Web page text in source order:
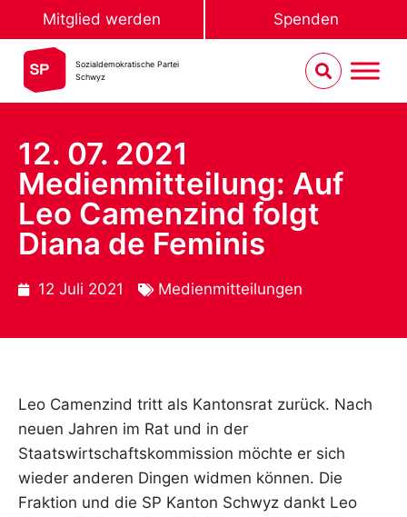
Mitglied werden Spenden
Sozialdemokratische Partei
Schwyz
12. 07. 2021
Medienmitteilung: Auf
Leo Camenzind folgt
Diana de Feminis
12 Juli 2021 Medienmitteilungen
Leo Camenzind tritt als Kantonsrat zurück. Nach
neuen Jahren im Rat und in der
Staatswirtschaftskommission möchte er sich
wieder anderen Dingen widmen können. Die
Fraktion und die SP Kanton Schwyz dankt Leo